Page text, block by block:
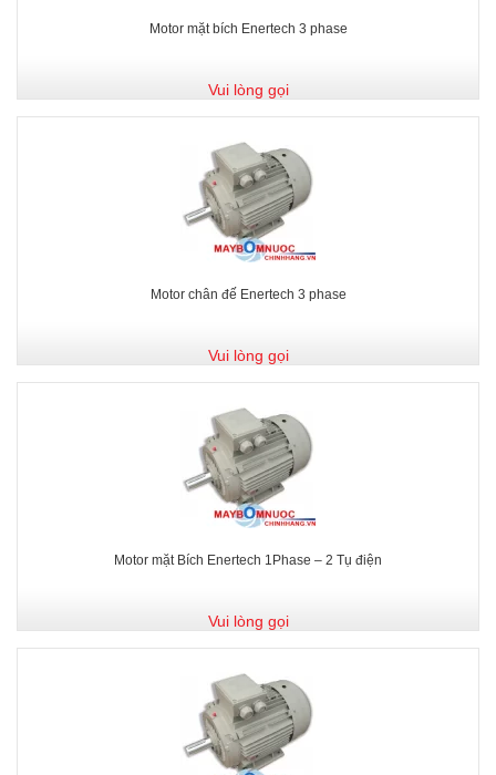
Motor mặt bích Enertech 3 phase
Vui lòng gọi
Motor chân đế Enertech 3 phase
Vui lòng gọi
Motor mặt Bích Enertech 1Phase – 2 Tụ điện
Vui lòng gọi